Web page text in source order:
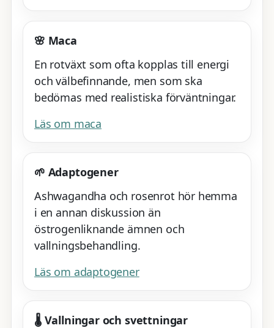
🌸 Maca
En rotväxt som ofta kopplas till energi
och välbefinnande, men som ska
bedömas med realistiska förväntningar.
Läs om maca
🌱 Adaptogener
Ashwagandha och rosenrot hör hemma
i en annan diskussion än
östrogenliknande ämnen och
vallningsbehandling.
Läs om adaptogener
🌡️ Vallningar och svettningar